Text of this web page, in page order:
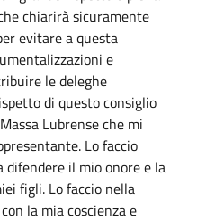
chiarirà sicuramente
evitare a questa
e
le deleghe
di questo consiglio
Lubrense che mi
Lo faccio
il mio onore e la
figli. Lo faccio nella
la mia coscienza e